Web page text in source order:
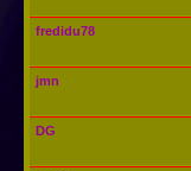
fredidu78
jmn
DG